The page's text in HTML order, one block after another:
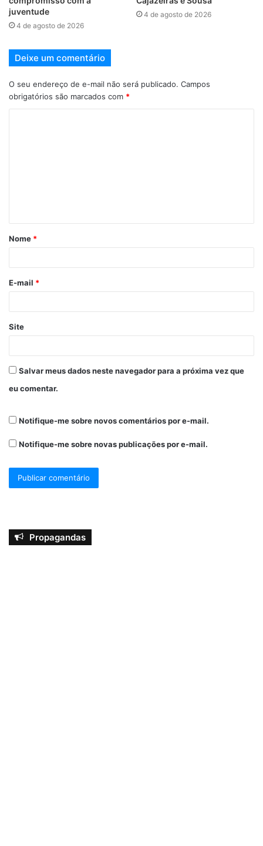
juventude
4 de agosto de 2026
4 de agosto de 2026
Deixe um comentário
O seu endereço de e-mail não será publicado. Campos
obrigatórios são marcados com *
Nome *
E-mail *
Site
Salvar meus dados neste navegador para a próxima vez que
eu comentar.
Notifique-me sobre novos comentários por e-mail.
Notifique-me sobre novas publicações por e-mail.
Propagandas